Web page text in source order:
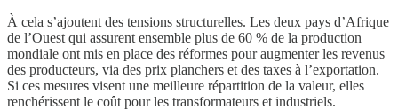
À cela s’ajoutent des tensions structurelles. Les deux pays d’Afrique
de l’Ouest qui assurent ensemble plus de 60 % de la production
mondiale ont mis en place des réformes pour augmenter les revenus
des producteurs, via des prix planchers et des taxes à l’exportation.
Si ces mesures visent une meilleure répartition de la valeur, elles
renchérissent le coût pour les transformateurs et industriels.